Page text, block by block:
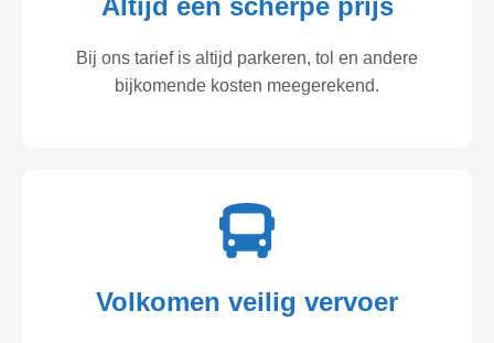
Bij ons tarief is altijd parkeren, tol en andere
bijkomende kosten meegerekend.
Volkomen veilig vervoer